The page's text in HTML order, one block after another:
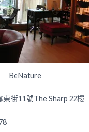
BeNature
街11號The Sharp 22樓